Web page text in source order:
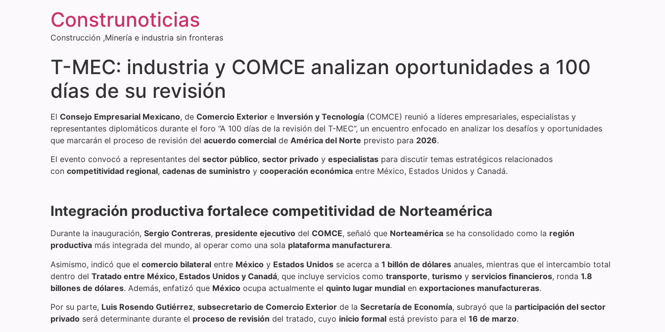
Construnoticias
Construcción ,Minería e industria sin fronteras
T-MEC: industria y COMCE analizan oportunidades a 100
días de su revisión
El Consejo Empresarial Mexicano, de Comercio Exterior e Inversión y Tecnología (COMCE) reunió a líderes empresariales, especialistas y
representantes diplomáticos durante el foro “A 100 días de la revisión del T-MEC”, un encuentro enfocado en analizar los desafíos y oportunidades
que marcarán el proceso de revisión del acuerdo comercial de América del Norte previsto para 2026.
El evento convocó a representantes del sector público, sector privado y especialistas para discutir temas estratégicos relacionados
con competitividad regional, cadenas de suministro y cooperación económica entre México, Estados Unidos y Canadá.
Integración productiva fortalece competitividad de Norteamérica
Durante la inauguración, Sergio Contreras, presidente ejecutivo del COMCE, señaló que Norteamérica se ha consolidado como la región
productiva más integrada del mundo, al operar como una sola plataforma manufacturera.
Asimismo, indicó que el comercio bilateral entre México y Estados Unidos se acerca a 1 billón de dólares anuales, mientras que el intercambio total
dentro del Tratado entre México, Estados Unidos y Canadá, que incluye servicios como transporte, turismo y servicios financieros, ronda 1.8
billones de dólares. Además, enfatizó que México ocupa actualmente el quinto lugar mundial en exportaciones manufactureras.
Por su parte, Luis Rosendo Gutiérrez, subsecretario de Comercio Exterior de la Secretaría de Economía, subrayó que la participación del sector
privado será determinante durante el proceso de revisión del tratado, cuyo inicio formal está previsto para el 16 de marzo.